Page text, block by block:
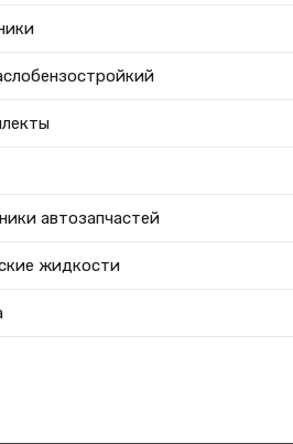
автозапчастей
жидкости